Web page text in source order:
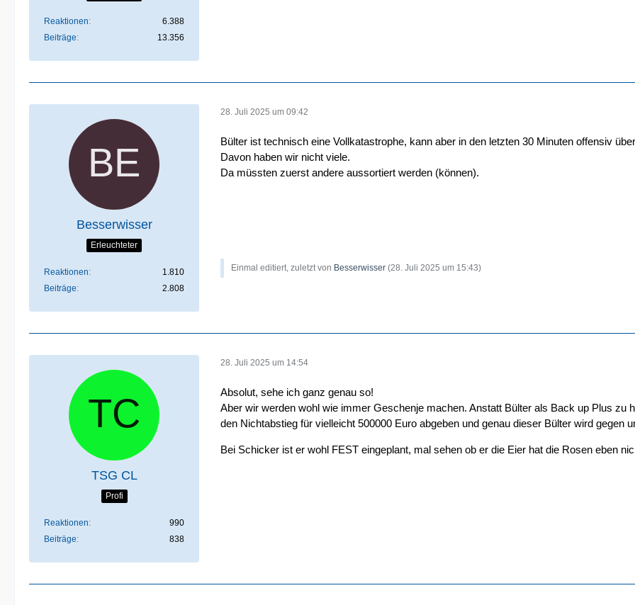
Reaktionen
6.388
Beiträge
13.356
Besserwisser
Erleuchteter
Reaktionen
1.810
Beiträge
2.808
28. Juli 2025 um 09:42
Bülter ist technisch eine Vollkatastrophe, kann aber in den letzten 30 Minuten offensiv
Davon haben wir nicht viele.
Da müssten zuerst andere aussortiert werden (können).
Einmal editiert, zuletzt von Besserwisser (28. Juli 2025 um 15:43)
TSG CL
Profi
Reaktionen
990
Beiträge
838
28. Juli 2025 um 14:54
Absolut, sehe ich ganz genau so!
Aber wir werden wohl wie immer Geschenje machen. Anstatt Bülter als Back up Plus zu
den Nichtabstieg für vielleicht 500000 Euro abgeben und genau dieser Bülter wird gegen
Bei Schicker ist er wohl FEST eingeplant, mal sehen ob er die Eier hat die Rosen eben